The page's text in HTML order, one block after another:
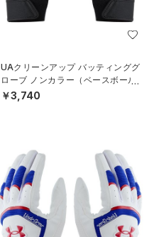
UAクリーンアップ バッティンググ
ローブ ノンカラー（ベースボール/
MEN）
￥3,740